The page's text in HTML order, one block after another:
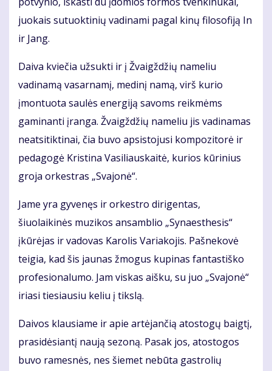
juokais sutuoktinių vadinami pagal kinų filosofiją In
ir Jang.
Daiva kviečia užsukti ir į Žvaigždžių nameliu
vadinamą vasarnamį, medinį namą, virš kurio
įmontuota saulės energiją savoms reikmėms
gaminanti įranga. Žvaigždžių nameliu jis vadinamas
neatsitiktinai, čia buvo apsistojusi kompozitorė ir
pedagogė Kristina Vasiliauskaitė, kurios kūrinius
groja orkestras „Svajonė“.
Jame yra gyvenęs ir orkestro dirigentas,
šiuolaikinės muzikos ansamblio „Synaesthesis“
įkūrėjas ir vadovas Karolis Variakojis. Pašnekovė
teigia, kad šis jaunas žmogus kupinas fantastiško
profesionalumo. Jam viskas aišku, su juo „Svajonė“
iriasi tiesiausiu keliu į tikslą.
Daivos klausiame ir apie artėjančią atostogų baigtį,
prasidėsiantį naują sezoną. Pasak jos, atostogos
buvo ramesnės, nes šiemet nebūta gastrolių